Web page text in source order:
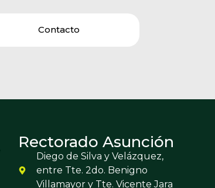
Contacto
Rectorado Asunción
Diego de Silva y Velázquez,
entre Tte. 2do. Benigno
Villamayor y Tte. Vicente Jara